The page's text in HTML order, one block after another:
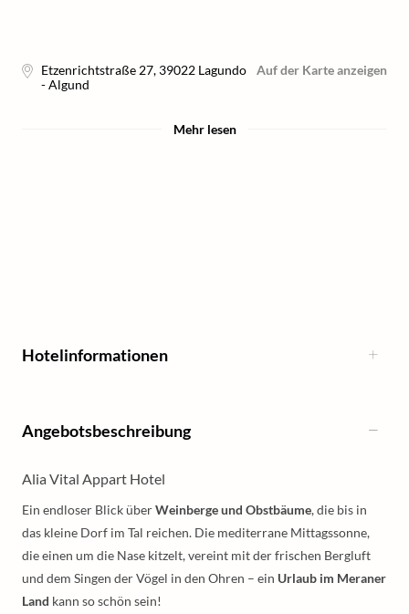
Etzenrichtstraße 27, 39022 Lagundo
- Algund
Auf der Karte anzeigen
Mehr lesen
Hotelinformationen
Angebotsbeschreibung
Alia Vital Appart Hotel
Ein endloser Blick überWeinberge und Obstbäume, die bis in
das kleine Dorf im Tal reichen. Die mediterrane Mittagssonne,
die einen um die Nase kitzelt, vereint mit der frischen Bergluft
und dem Singen der Vögel in den Ohren – ein Urlaub im Meraner
Land kann so schön sein!